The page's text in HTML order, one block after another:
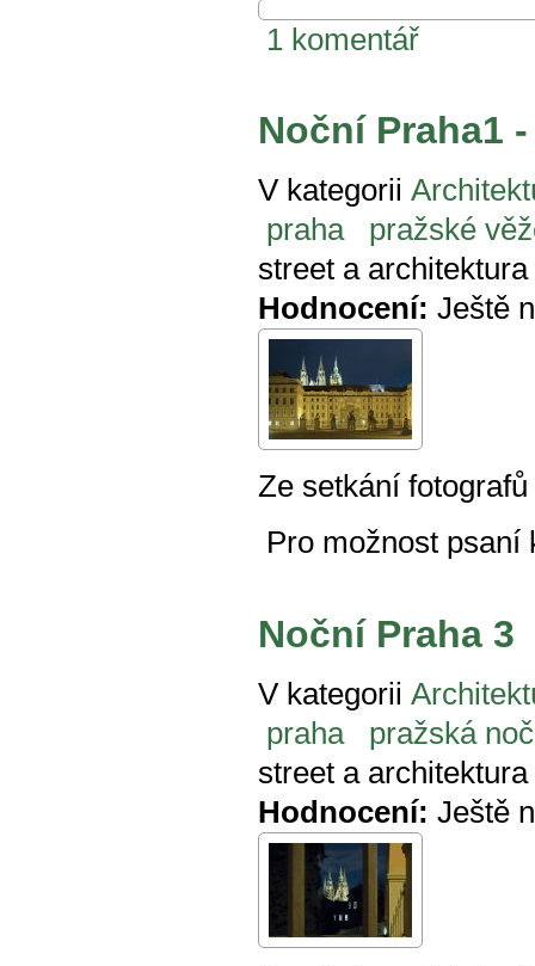
1 komentář
Noční Praha1
V kategorii
praha
pražské
street a
Hodnocení: Ještě
Ze setkání
Pro možnost
Noční Praha 3
V kategorii
praha
pražská
street a
Hodnocení: Ještě